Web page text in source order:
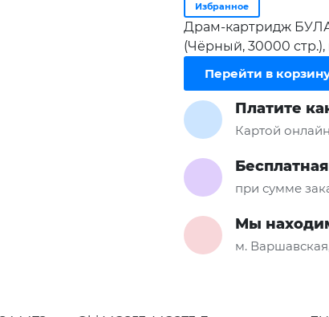
Избранное
Драм-картридж
(Чёрный, 30000
Перейти в
Платите
Картой
при сумме
Мы
м.